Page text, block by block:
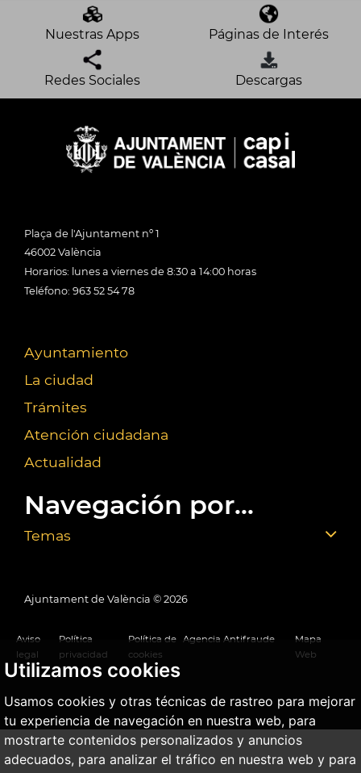
Utilizamos cookies
Usamos cookies y otras técnicas de rastreo para mejorar
tu experiencia de navegación en nuestra web, para
mostrarte contenidos personalizados y anuncios
adecuados, para analizar el tráfico en nuestra web y para
Nuestras Apps Páginas de Interés
Redes Sociales Descargas
Plaça de l'Ajuntament nº 1
46002 València
Horarios: lunes a viernes de 8:30 a 14:00 horas
Teléfono: 963 52 54 78
Ayuntamiento
La ciudad
Trámites
Atención ciudadana
Actualidad
Navegación por...
Temas
Ajuntament de València © 2026
Aviso
legal
Política
privacidad
Política de
cookies
Agencia Antifraude
Mapa
Web